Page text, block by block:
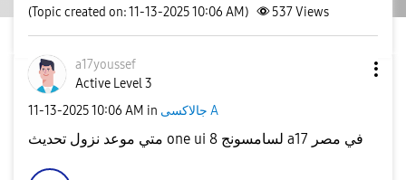
(Topic created on: 11-13-2025 10:06 AM) 537Views
a17youssef
Active Level 3
‎11-13-202510:06 AM in جالاكسى A
متي موعد نزول تحديث one ui 8 لسامسونج a17 في مصر